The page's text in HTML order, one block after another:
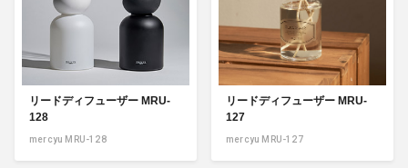
リードディフューザー MRU-
128
mercyu MRU-128
リードディフューザー MRU-
127
mercyu MRU-127